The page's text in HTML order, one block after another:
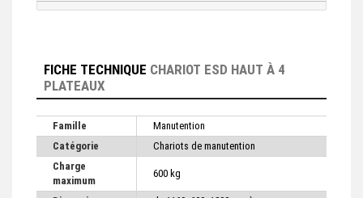
FICHE TECHNIQUE CHARIOT ESD HAUT À 4
PLATEAUX
Famille
Manutention
Catégorie
Chariots de manutention
Charge
maximum
600 kg